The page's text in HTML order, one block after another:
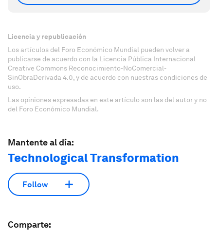
Licencia y republicación
Los artículos del Foro Económico Mundial pueden volver a
publicarse de acuerdo con la Licencia Pública Internacional
Creative Commons Reconocimiento-NoComercial-
SinObraDerivada 4.0, y de acuerdo con nuestras condiciones de
uso.
Las opiniones expresadas en este artículo son las del autor y no
del Foro Económico Mundial.
Mantente al día:
Technological Transformation
Follow
Comparte: